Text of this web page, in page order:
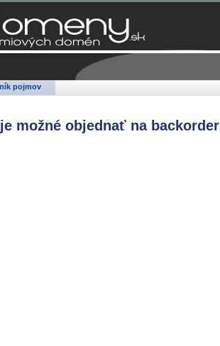
pojmov
možné objednať na backorder